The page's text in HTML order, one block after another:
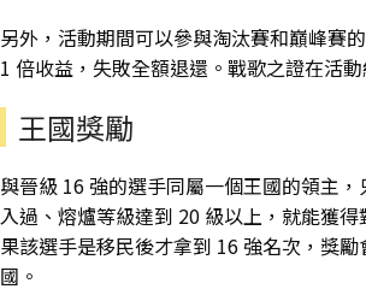
另外，活動期間可以參與淘汰賽和巔峰賽
1 倍收益，失敗全額退還。戰歌之證在活
王國獎勵
與晉級 16 強的選手同屬一個王國的領主
入過、熔爐等級達到 20 級以上，就能獲
果該選手是移民後才拿到 16 強名次，獎
國。